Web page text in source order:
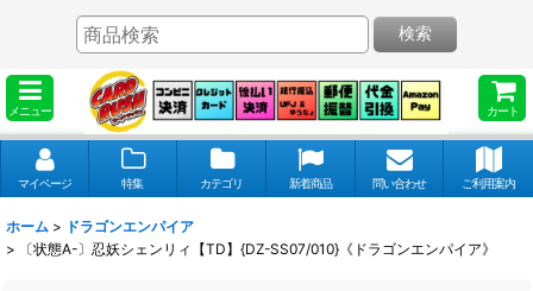
メニュー カート
検索
マイページ 特集 カテゴリ 新着商品 問い合わせ ご利用案内
ホーム > ドラゴンエンパイア
>
〔状態A-〕忍妖シェンリィ【TD】{DZ-SS07/010}《ドラゴンエンパイア》